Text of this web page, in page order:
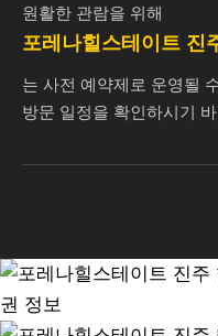
원활한 관람을 위해
포레나힐스테이트 진
는 사전 예약제로 운영될
방문 일정을 확인하시기